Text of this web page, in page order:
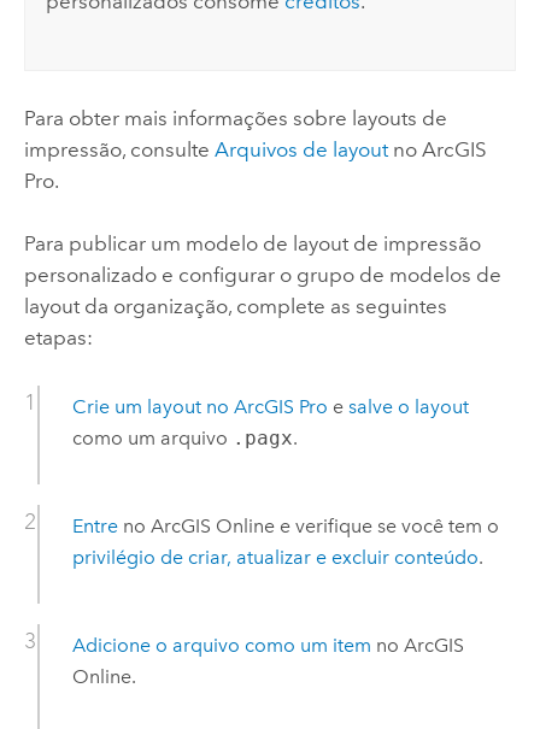
Para obter mais informações sobre layouts de
impressão, consulte Arquivos de layoutno ArcGIS
Pro.
Para publicar um modelo de layout de impressão
personalizado e configurar o grupo de modelos de
layout da organização, complete as seguintes
etapas:
Crie um layout no ArcGIS Pro e salve o layout
como um arquivo .pagx.
Entreno ArcGIS Onlinee verifique se você tem o
privilégio de criar, atualizar e excluir conteúdo.
Adicione o arquivo como um item no ArcGIS
Online.